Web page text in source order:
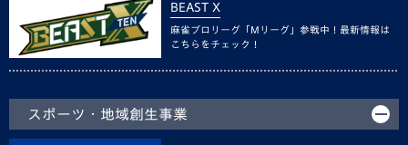
BEAST X
麻雀プロリーグ「Mリーグ」参戦中！最新情報は
こちらをチェック！
スポーツ・地域創生事業